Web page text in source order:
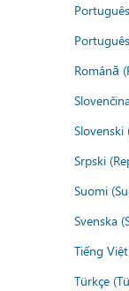
Română
Slovenski
Srpski
Suomi
Svenska
Tiếng
Türkçe